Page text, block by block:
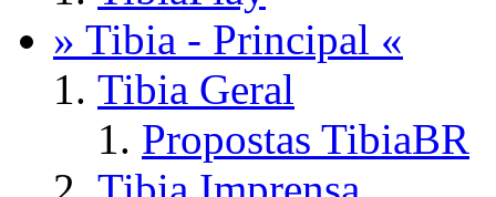
» Tibia - Principal «
Tibia Geral
Propostas TibiaBR